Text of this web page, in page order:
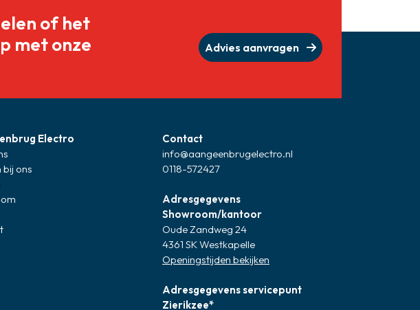
of het
met onze
Advies aanvragen
Electro
bij ons
Contact
info@aangeenbrugelectro.nl
0118-572427
Adresgegevens
Showroom/kantoor
Oude Zandweg 24
4361 SK Westkapelle
Openingstijden bekijken
Adresgegevens servicepunt
Zierikzee*